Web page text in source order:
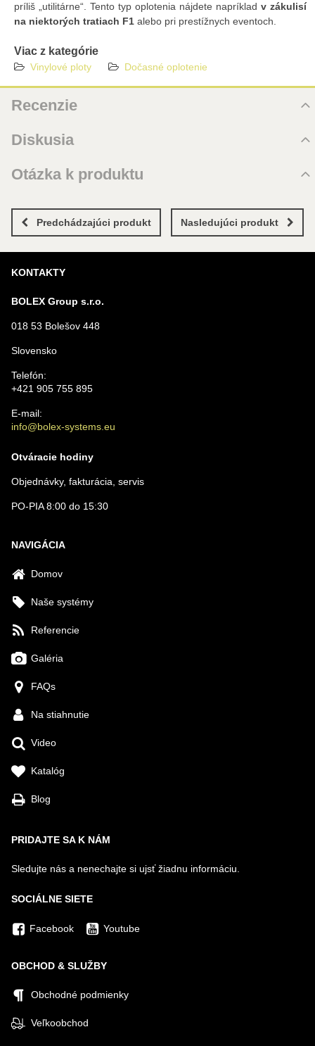
príliš „utilitárne“. Tento typ oplotenia nájdete napríklad v zákulisí
na niektorých tratiach F1 alebo pri prestížnych eventoch.
Viac z kategórie
Vinylové ploty Dočasné oplotenie
Recenzie
Zatiaľ bez hodnotenia. Buďte prvý!
Pridať recenziu
Diskusia
Zatiaľ nie sú žiadne komentáre! Buďte prvý!
Nový komentár
Otázka k produktu
MENO
VÁŠ E-MAIL
VAŠA OTÁZKA K PRODUKTU
Predchádzajúci produkt Nasledujúci produkt
KONTAKTY
BOLEX Group s.r.o.
018 53 Bolešov 448
Slovensko
Telefón:
+421 905 755 895
E-mail:
info@bolex-systems.eu
Otváracie hodiny
Objednávky, fakturácia, servis
PO-PIA 8:00 do 15:30
NAVIGÁCIA
Domov
Naše systémy
Referencie
Galéria
FAQs
Na stiahnutie
Video
Katalóg
Blog
PRIDAJTE SA K NÁM
Sledujte nás a nenechajte si ujsť žiadnu informáciu.
SOCIÁLNE SIETE
Facebook Youtube
OBCHOD & SLUŽBY
Obchodné podmienky
Veľkoobchod